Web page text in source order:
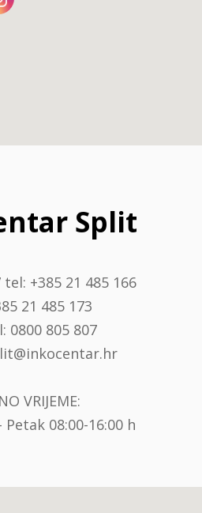
Split
+385 21 485 166
21 485 173
0800 805 807
VRIJEME:
08:00-16:00 h